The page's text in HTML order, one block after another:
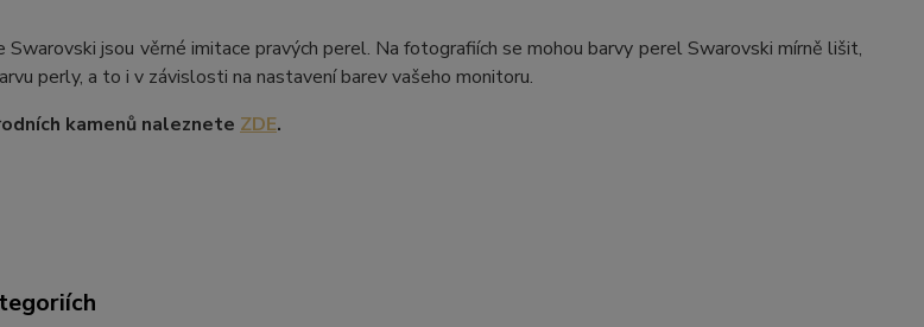
Swarovski jsou věrné imitace pravých perel. Na fotografiích se mohou barvy perel Swarovski mírně lišit,
perly, a to i v závislosti na nastavení barev vašeho monitoru.
kamenů naleznete ZDE.